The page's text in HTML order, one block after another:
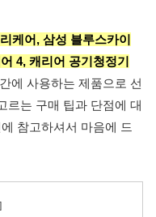
케어, 삼성 블루스카이
4, 캐리어 공기청정기
에 사용하는 제품으로 선
르는 구매 팁과 단점에 대
참고하셔서 마음에 드